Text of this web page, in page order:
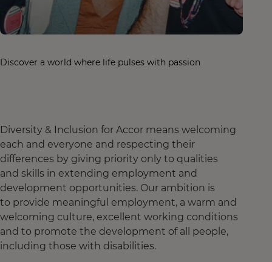
Discover a world where life pulses with passion
Diversity & Inclusion for Accor means welcoming
each and everyone and respecting their
differences by giving priority only to qualities
and skills in extending employment and
development opportunities. Our ambition is
to provide meaningful employment, a warm and
welcoming culture, excellent working conditions
and to promote the development of all people,
including those with disabilities.